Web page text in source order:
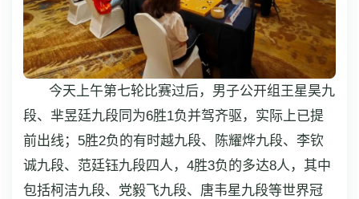
今天上午第七轮比赛过后，男子公开组王星昊九
段、芈昱廷九段同为6胜1负并驾齐驱，实际上已提
前出线；5胜2负的有时越九段、陈耀烨九段、李钦
诚九段、范廷钰九段四人，4胜3负的多达8人，其中
包括柯洁九段、党毅飞九段、唐韦星九段等世界冠